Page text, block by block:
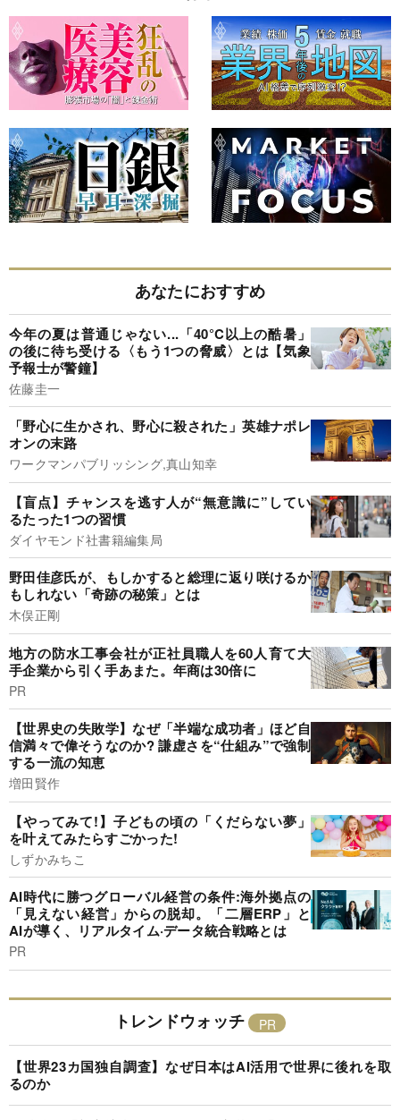
あなたにおすすめ
今年の夏は普通じゃない...「40°C以上の酷暑」
の後に待ち受ける〈もう1つの脅威〉とは【気象
予報士が警鐘】
佐藤圭一
「野心に生かされ、野心に殺された」英雄ナポレ
オンの末路
ワークマンパブリッシング,真山知幸
【盲点】チャンスを逃す人が“無意識に”してい
るたった1つの習慣
ダイヤモンド社書籍編集局
野田佳彦氏が、もしかすると総理に返り咲けるか
もしれない「奇跡の秘策」とは
木俣正剛
地方の防水工事会社が正社員職人を60人育て大
手企業から引く手あまた。年商は30倍に
PR
【世界史の失敗学】なぜ「半端な成功者」ほど自
信満々で偉そうなのか? 謙虚さを“仕組み”で強制
する一流の知恵
増田賢作
【やってみて!】子どもの頃の「くだらない夢」
を叶えてみたらすごかった!
しずかみちこ
AI時代に勝つグローバル経営の条件:海外拠点の
「見えない経営」からの脱却。「二層ERP」と
AIが導く、リアルタイム·データ統合戦略とは
PR
トレンドウォッチ
【世界23カ国独自調査】なぜ日本はAI活用で世界に後れを取
るのか